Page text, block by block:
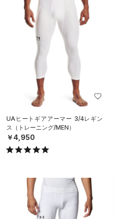
UAヒートギアアーマー 3/4レギン
ス（トレーニング/MEN）
￥4,950